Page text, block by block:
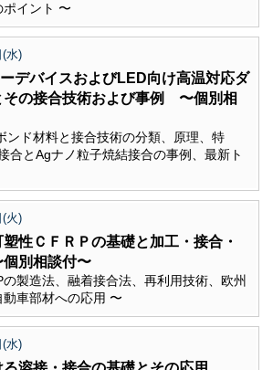
ポイント 〜
(水)
デバイスおよびLED向け高温対応ダ
その接合技術および事例 〜個別相
ンド材料と接合技術の分類、原理、特
合とAgナノ粒子焼結接合の事例、最新ト
(火)
性ＣＦＲＰの基礎と加工・接合・
別相談付〜
製造法、融着接合法、再利用技術、欧州
車部材への応用 〜
(水)